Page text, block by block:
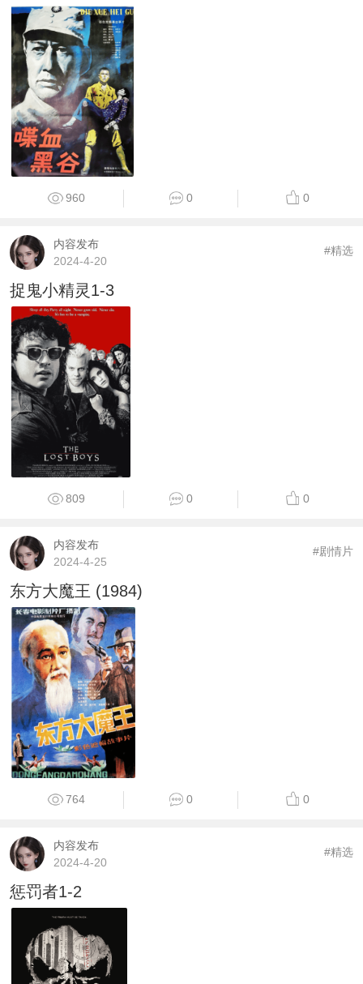
960 0 0
内容发布
2024-4-20
#精选
捉鬼小精灵1-3
809 0 0
内容发布
2024-4-25
#剧情片
东方大魔王 (1984)
764 0 0
内容发布
2024-4-20
#精选
惩罚者1-2